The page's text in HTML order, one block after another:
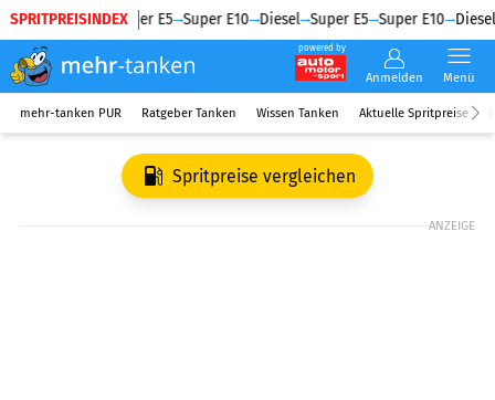
SPRITPREISINDEX
Diesel Super E5 Super E10 Diesel Super E5 Super E10 Diesel
powered by
Anmelden Menü
mehr-tanken PUR Ratgeber Tanken Wissen Tanken Aktuelle Spritpreise
Spritpreise vergleichen
ANZEIGE